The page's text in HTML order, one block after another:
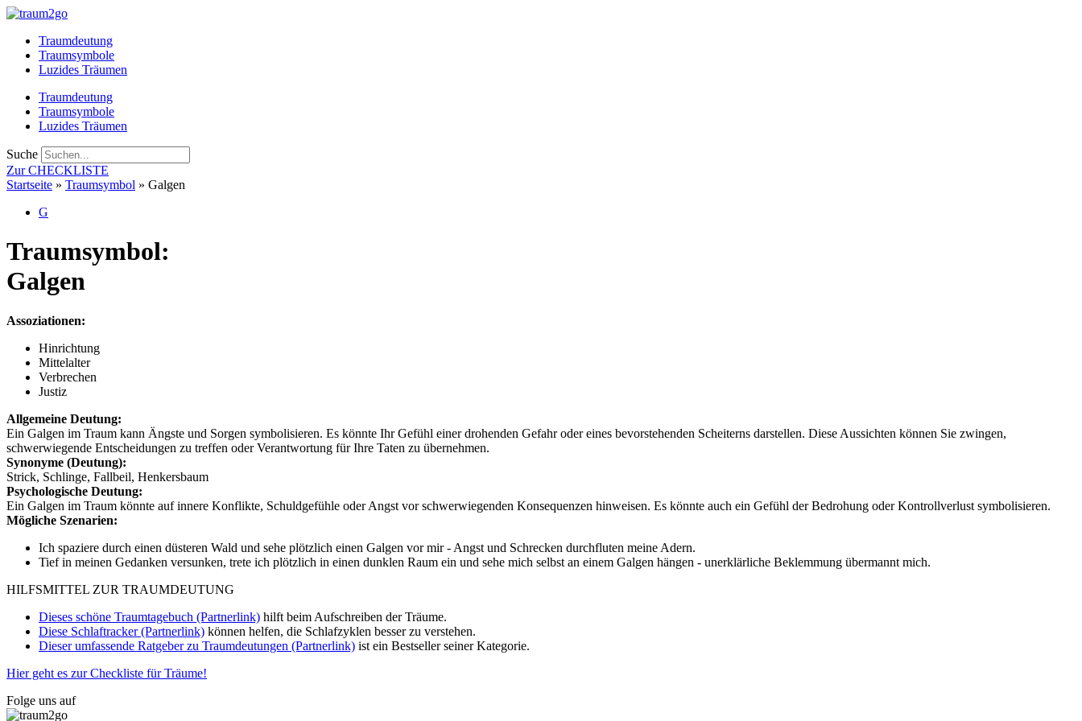
Zum
springenTraumdeutung
Traumsymbole
Luzides Träumen
Traumdeutung
Traumsymbole
Luzides Träumen
Suche
Zur CHECKLISTE
Startseite » Traumsymbol » Galgen
G
Traumsymbol:
Galgen
Assoziationen:
Hinrichtung
Mittelalter
Verbrechen
Justiz
Allgemeine Deutung:
Ein Galgen im Traum kann Ängste und Sorgen symbolisieren. Es könnte Ihr Gefühl einer drohenden Gefahr oder eines bevorstehenden Scheiterns darstellen. Diese Aussichten können Sie zwingen,
schwerwiegende Entscheidungen zu treffen oder Verantwortung für Ihre Taten zu übernehmen.
Synonyme (Deutung):
Strick, Schlinge, Fallbeil, Henkersbaum
Psychologische Deutung:
Ein Galgen im Traum könnte auf innere Konflikte, Schuldgefühle oder Angst vor schwerwiegenden Konsequenzen hinweisen. Es könnte auch ein Gefühl der Bedrohung oder Kontrollverlust symbolisieren.
Mögliche Szenarien:
Ich spaziere durch einen düsteren Wald und sehe plötzlich einen Galgen vor mir - Angst und Schrecken durchfluten meine Adern.
Tief in meinen Gedanken versunken, trete ich plötzlich in einen dunklen Raum ein und sehe mich selbst an einem Galgen hängen - unerklärliche Beklemmung übermannt mich.
HILFSMITTEL ZUR TRAUMDEUTUNG
Dieses schöne Traumtagebuch (Partnerlink) hilft beim Aufschreiben der Träume.
Diese Schlaftracker (Partnerlink) können helfen, die Schlafzyklen besser zu verstehen.
Dieser umfassende Ratgeber zu Traumdeutungen (Partnerlink) ist ein Bestseller seiner Kategorie.
Hier geht es zur Checkliste für Träume!
Folge uns auf